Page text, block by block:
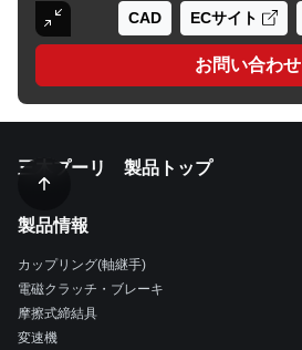
CAD ECサイト
お問い合わせ
三木プーリ 製品トップ
製品情報
カップリング(軸継手)
電磁クラッチ・ブレーキ
摩擦式締結具
変速機